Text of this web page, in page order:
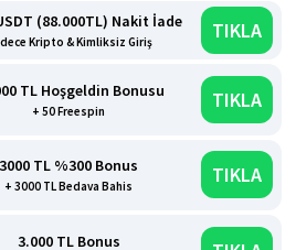
(88.000TL) Nakit İade
Kripto & Kimliksiz Giriş TIKLA
TL Hoşgeldin Bonusu
+ 50 Freespin TIKLA
3000 TL %300 Bonus
+ 3000 TL Bedava Bahis TIKLA
3.000 TL Bonus